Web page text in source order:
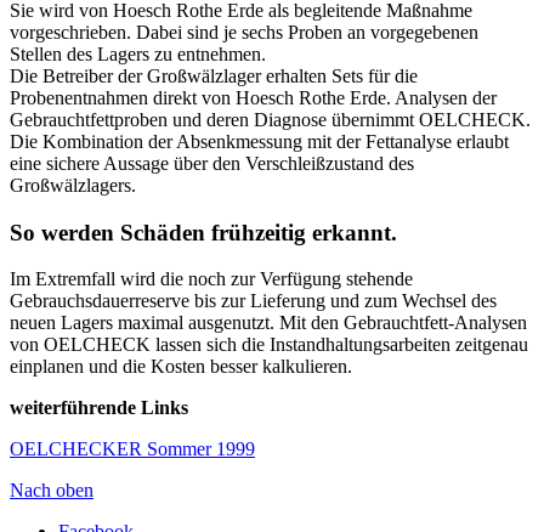
Sie wird von Hoesch Rothe Erde als begleitende Maßnahme
vorgeschrieben. Dabei sind je sechs Proben an vorgegebenen
Stellen des Lagers zu entnehmen.
Die Betreiber der Großwälzlager erhalten Sets für die
Probenentnahmen direkt von Hoesch Rothe Erde. Analysen der
Gebrauchtfettproben und deren Diagnose übernimmt OELCHECK.
Die Kombination der Absenkmessung mit der Fettanalyse erlaubt
eine sichere Aussage über den Verschleißzustand des
Großwälzlagers.
So werden Schäden frühzeitig erkannt.
Im Extremfall wird die noch zur Verfügung stehende
Gebrauchsdauerreserve bis zur Lieferung und zum Wechsel des
neuen Lagers maximal ausgenutzt. Mit den Gebrauchtfett-Analysen
von OELCHECK lassen sich die Instandhaltungsarbeiten zeitgenau
einplanen und die Kosten besser kalkulieren.
weiterführende Links
OELCHECKER Sommer 1999
Nach oben